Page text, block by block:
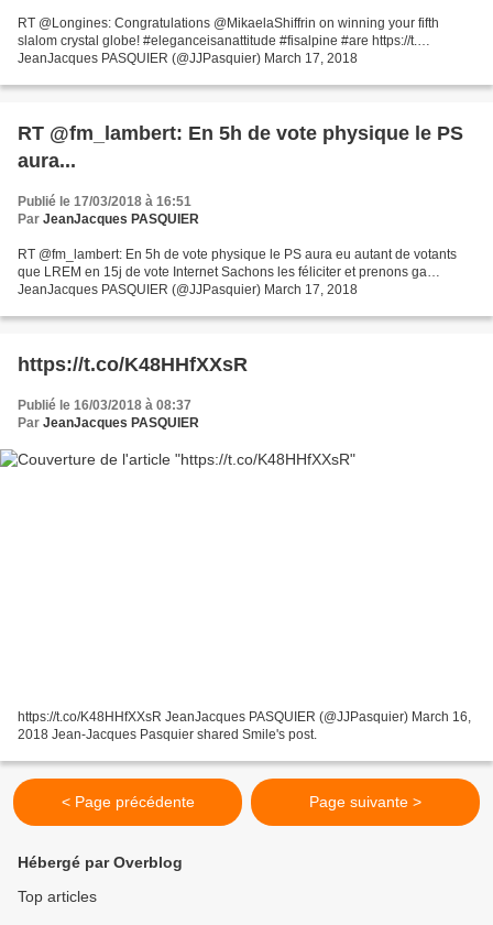
RT @Longines: Congratulations @MikaelaShiffrin on winning your fifth
slalom crystal globe! #eleganceisanattitude #fisalpine #are https://t.…
JeanJacques PASQUIER (@JJPasquier) March 17, 2018
RT @fm_lambert: En 5h de vote physique le PS
aura...
Publié le 17/03/2018 à 16:51
Par JeanJacques PASQUIER
RT @fm_lambert: En 5h de vote physique le PS aura eu autant de votants
que LREM en 15j de vote Internet Sachons les féliciter et prenons ga…
JeanJacques PASQUIER (@JJPasquier) March 17, 2018
https://t.co/K48HHfXXsR
Publié le 16/03/2018 à 08:37
Par JeanJacques PASQUIER
https://t.co/K48HHfXXsR JeanJacques PASQUIER (@JJPasquier) March 16,
2018 Jean-Jacques Pasquier shared Smile's post.
< Page précédente Page suivante >
Hébergé par Overblog
Top articles